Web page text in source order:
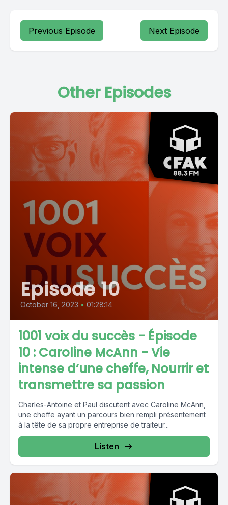
Previous Episode Next Episode
Other Episodes
Episode 10
October 16, 2023 • 01:28:14
1001 voix du succès - Épisode
10 : Caroline McAnn - Vie
intense d’une cheffe, Nourrir et
transmettre sa passion
Charles-Antoine et Paul discutent avec Caroline McAnn,
une cheffe ayant un parcours bien rempli présentement
à la tête de sa propre entreprise de traiteur...
Listen